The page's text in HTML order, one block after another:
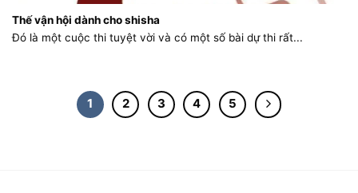
Thế vận hội dành cho shisha
Đó là một cuộc thi tuyệt vời và có một số bài dự thi rất...
1 2 3 4 5